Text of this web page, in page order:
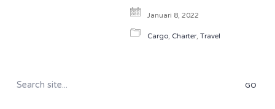
Januari 8, 2022
Cargo,Charter,Travel
Search
for: